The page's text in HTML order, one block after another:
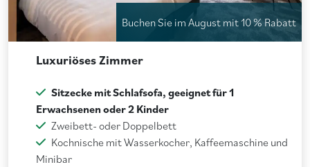
Buchen Sie im August mit 10 % Rabatt
Luxuriöses Zimmer
Sitzecke mit Schlafsofa, geeignet für 1
Erwachsenen oder 2 Kinder
Zweibett- oder Doppelbett
Kochnische mit Wasserkocher, Kaffeemaschine und
Minibar